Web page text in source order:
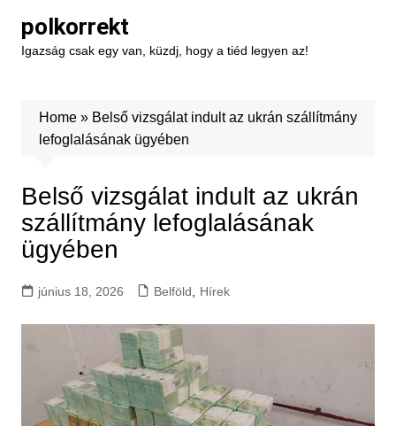
content
polkorrekt
Igazság csak egy van, küzdj, hogy a tiéd legyen az!
Home» Belső vizsgálat indult az ukrán szállítmány
lefoglalásának ügyében
Belső vizsgálat indult az ukrán
szállítmány lefoglalásának
ügyében
június 18, 2026 Belföld Hírek